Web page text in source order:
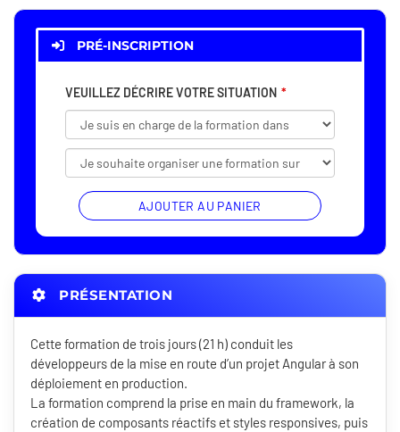
PRÉ-INSCRIPTION
VEUILLEZ DÉCRIRE VOTRE SITUATION
AJOUTER AU PANIER
PRÉSENTATION
Cette formation de trois jours (21 h) conduit les
développeurs de la mise en route d’un projet Angular à son
déploiement en production.
La formation comprend la prise en main du framework, la
création de composants réactifs et styles responsives, puis